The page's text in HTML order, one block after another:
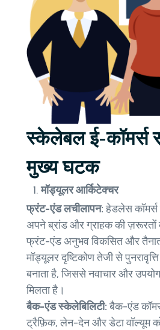
स्केलेबल ई-कॉमर्स
मुख्य घटक
मॉड्यूलर आर्किटेक्चर
फ्रंट-एंड लचीलापन:हेडलेस
अपने ब्रांड और ग्राहक की
फ्रंट-एंड अनुभव विकसित और
मॉड्यूलर दृष्टिकोण तेजी से
बनाता है, जिससे नवाचार और
मिलता है।
बैक-एंड स्केलेबिलिटी:बैक-एंड
ट्रैफ़िक, लेन-देन और डेटा वॉल्यूम